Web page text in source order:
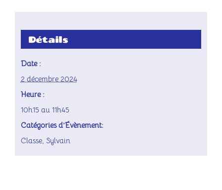
Détails
Date :
2 décembre 2024
Heure :
10h15 au 11h45
Catégories d’Évènement:
Classe, Sylvain